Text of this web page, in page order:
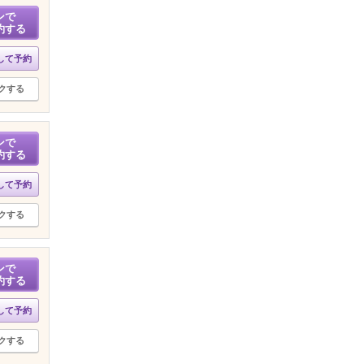
で
する
て予約
する
で
する
て予約
する
で
する
て予約
する